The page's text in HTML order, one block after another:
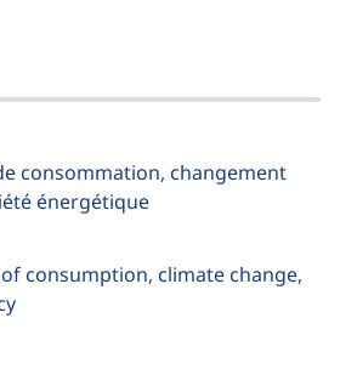
consommation, changement
énergétique
consumption, climate change,